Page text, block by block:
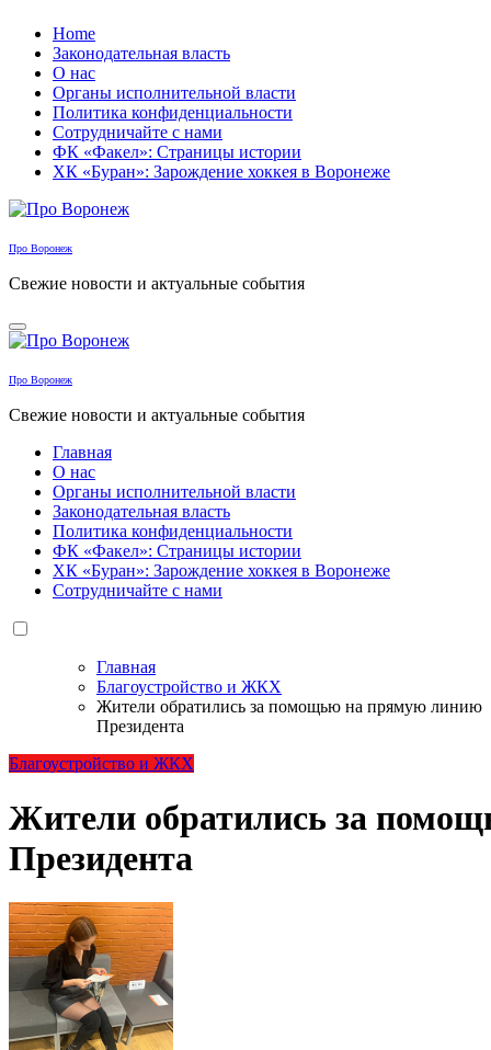
Перейти
содержанию
Home
Законодательная власть
О нас
Органы исполнительной власти
Политика конфиденциальности
Сотрудничайте с нами
ФК «Факел»: Страницы истории
ХК «Буран»: Зарождение хоккея в Воронеже
Про Воронеж
Свежие новости и актуальные события
Про Воронеж
Свежие новости и актуальные события
Главная
О нас
Органы исполнительной власти
Законодательная власть
Политика конфиденциальности
ФК «Факел»: Страницы истории
ХК «Буран»: Зарождение хоккея в Воронеже
Сотрудничайте с нами
Главная
Благоустройство и ЖКХ
Жители обратились за помощью на прямую линию
Президента
Благоустройство и ЖКХ
Жители обратились за
Президента